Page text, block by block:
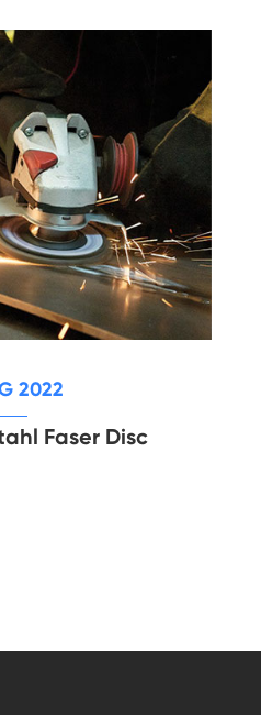
2022
Faser Disc